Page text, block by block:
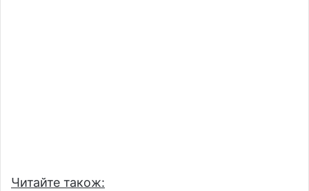
Читайте також: